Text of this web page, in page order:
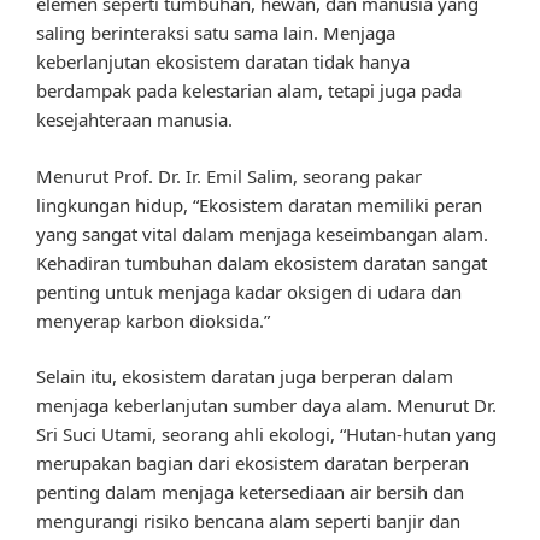
saling berinteraksi satu sama lain. Menjaga
keberlanjutan ekosistem daratan tidak hanya
berdampak pada kelestarian alam, tetapi juga pada
kesejahteraan manusia.
Menurut Prof. Dr. Ir. Emil Salim, seorang pakar
lingkungan hidup, “Ekosistem daratan memiliki peran
yang sangat vital dalam menjaga keseimbangan alam.
Kehadiran tumbuhan dalam ekosistem daratan sangat
penting untuk menjaga kadar oksigen di udara dan
menyerap karbon dioksida.”
Selain itu, ekosistem daratan juga berperan dalam
menjaga keberlanjutan sumber daya alam. Menurut Dr.
Sri Suci Utami, seorang ahli ekologi, “Hutan-hutan yang
merupakan bagian dari ekosistem daratan berperan
penting dalam menjaga ketersediaan air bersih dan
mengurangi risiko bencana alam seperti banjir dan